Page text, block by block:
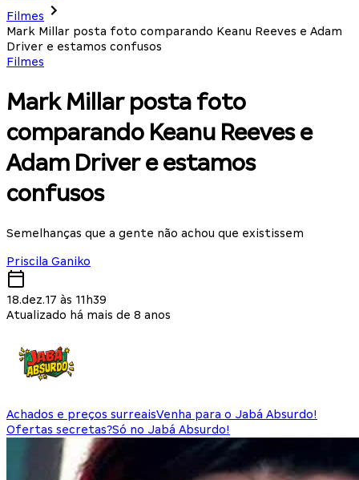
Filmes
Mark Millar posta foto comparando Keanu Reeves e Adam
Driver e estamos confusos
Filmes
Mark Millar posta foto
comparando Keanu Reeves e
Adam Driver e estamos
confusos
Semelhanças que a gente não achou que existissem
Priscila Ganiko
18.dez.17 às 11h39
Atualizado há mais de 8 anos
Achados e preços surreaisVenha para o Jabá Absurdo!
Ofertas secretas?Só no Jabá Absurdo!